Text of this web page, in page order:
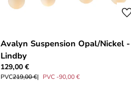
Avalyn Suspension Opal/Nickel -
Lindby
129,00 €
PVC219,00 € PVC -90,00 €